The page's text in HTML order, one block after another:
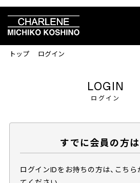
トップ ログイン
ログイン
LOGIN
すでに会員の方
ログインIDをお持ちの方は、こち